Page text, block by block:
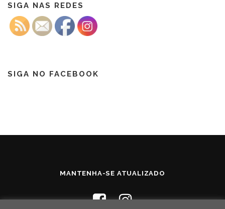
SIGA NAS REDES
SIGA NO FACEBOOK
MANTENHA-SE ATUALIZADO